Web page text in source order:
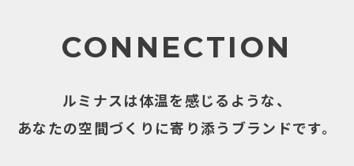
CONNECTION
ルミナスは体温を感じるような、
あなたの空間づくりに寄り添うブランドです。